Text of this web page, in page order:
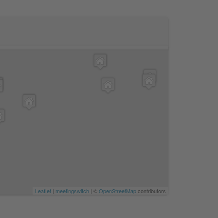
Leaflet | meetingswitch | ©OpenStreetMapcontributors